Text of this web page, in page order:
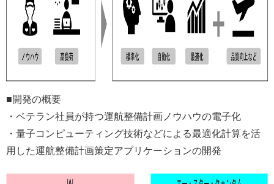
■開発の概要
・ベテラン社員が持つ運航整備計画ノウハウの電子化
・量子コンピューティング技術などによる最適化計算を活
用した運航整備計画策定アプリケーションの開発